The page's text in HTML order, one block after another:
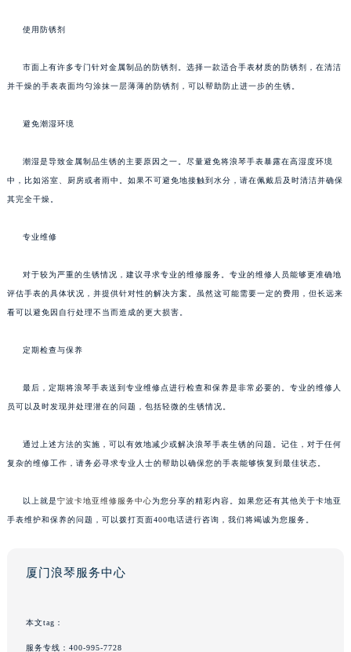
使用防锈剂
市面上有许多专门针对金属制品的防锈剂。选择一款适合手表材质的防锈剂，在清洁
并干燥的手表表面均匀涂抹一层薄薄的防锈剂，可以帮助防止进一步的生锈。
避免潮湿环境
潮湿是导致金属制品生锈的主要原因之一。尽量避免将浪琴手表暴露在高湿度环境
中，比如浴室、厨房或者雨中。如果不可避免地接触到水分，请在佩戴后及时清洁并确保
其完全干燥。
专业维修
对于较为严重的生锈情况，建议寻求专业的维修服务。专业的维修人员能够更准确地
评估手表的具体状况，并提供针对性的解决方案。虽然这可能需要一定的费用，但长远来
看可以避免因自行处理不当而造成的更大损害。
定期检查与保养
最后，定期将浪琴手表送到专业维修点进行检查和保养是非常必要的。专业的维修人
员可以及时发现并处理潜在的问题，包括轻微的生锈情况。
通过上述方法的实施，可以有效地减少或解决浪琴手表生锈的问题。记住，对于任何
复杂的维修工作，请务必寻求专业人士的帮助以确保您的手表能够恢复到最佳状态。
以上就是宁波卡地亚维修服务中心为您分享的精彩内容。如果您还有其他关于卡地亚
手表维护和保养的问题，可以拨打页面400电话进行咨询，我们将竭诚为您服务。
厦门浪琴服务中心
本文tag：
服务专线： 400-995-7728